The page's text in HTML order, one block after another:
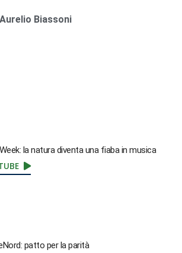
Aurelio Biassoni
la natura diventa una fiaba in musica
patto per la parità